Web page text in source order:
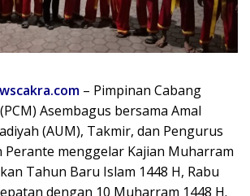
– Pimpinan Cabang
Asembagus bersama Amal
(AUM), Takmir, dan Pengurus
Perante menggelar Kajian Muharram
Tahun Baru Islam 1448 H, Rabu
dengan 10 Muharram 1448 H.